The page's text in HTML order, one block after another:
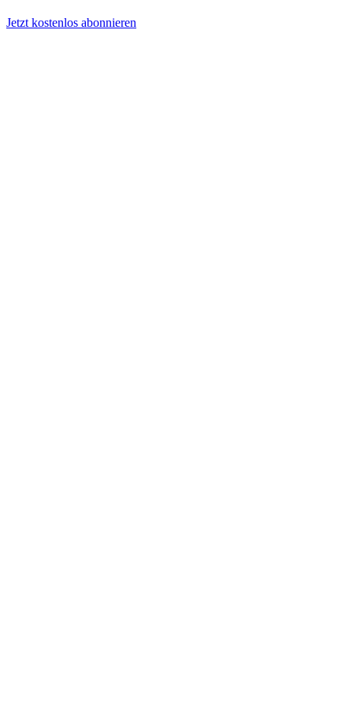
Jetzt kostenlos abonnieren